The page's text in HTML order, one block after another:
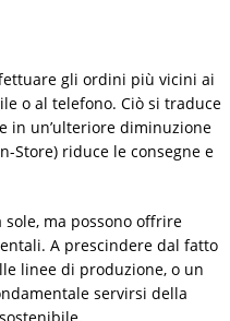
gli ordini più vicini ai
o al telefono. Ciò si traduce
in un’ulteriore diminuzione
Store) riduce le consegne e
ma possono offrire
A prescindere dal fatto
linee di produzione, o un
servirsi della